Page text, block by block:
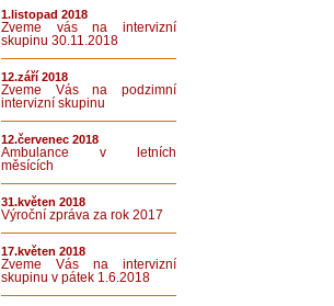
1.listopad 2018
Zveme vás na intervizní
skupinu 30.11.2018
12.září 2018
Zveme Vás na podzimní
intervizní skupinu
12.červenec 2018
Ambulance v letních
měsících
31.květen 2018
Výroční zpráva za rok 2017
17.květen 2018
Zveme Vás na intervizní
skupinu v pátek 1.6.2018